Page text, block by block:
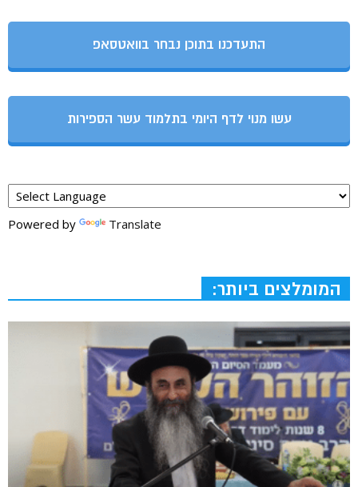
התעדכנו בתוכן נבחר בוואטסאפ
עשו מנוי לדף היומי בתלמוד עשר הספירות
Powered by Translate
המומלצים ביותר: